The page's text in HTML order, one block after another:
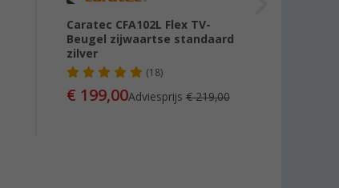
Caratec CFA102L Flex TV-
Beugel zijwaartse standaard
zilver
(18)
€ 199,00Adviesprijs € 219,00